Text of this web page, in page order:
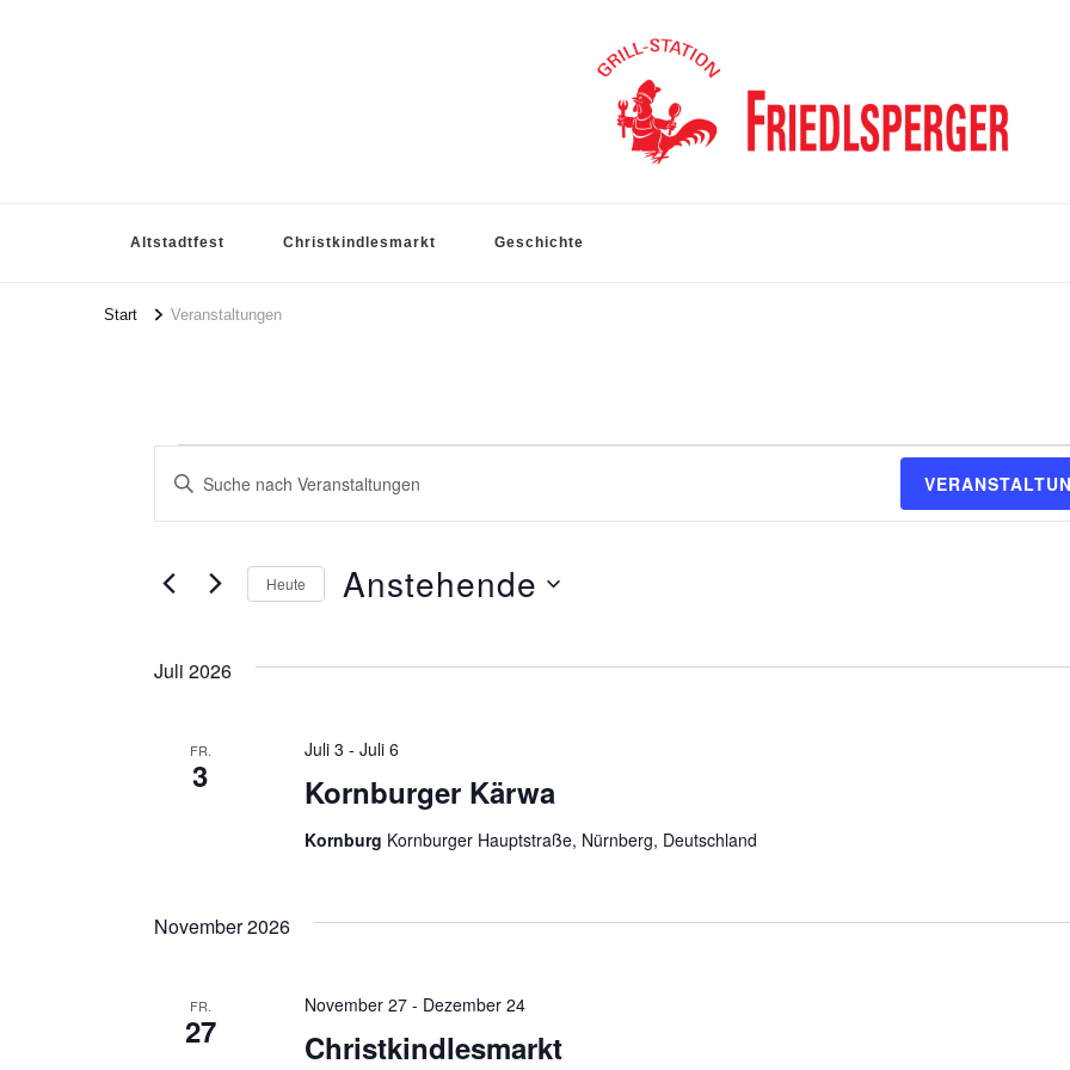
Altstadtfest Christkindlesmarkt Geschichte
Start Veranstaltungen
Veranstaltungen
Veranstaltungen
Suche
und
Navigation
Bitte
Suche
Schlüsselwort.
Heute Anstehende
Juli 2026
FR.
3 Kornburger Kärwa
Juli 3 - Juli 6
Kornburg Kornburger Hauptstraße, Nürnberg, Deutschland
November 2026
FR.
27 Christkindlesmarkt
November 27- Dezember 24